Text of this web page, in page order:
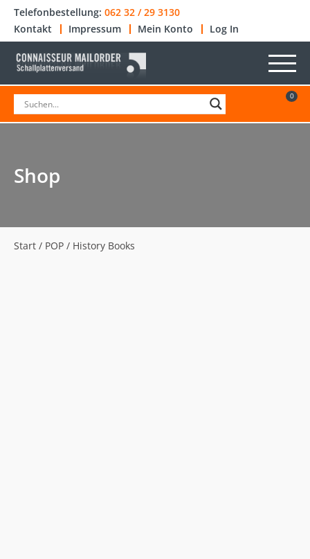
Telefonbestellung: 062 32 / 29 3130
Kontakt
Impressum Mein Konto Log In
0
Shop
Start / POP / History Books